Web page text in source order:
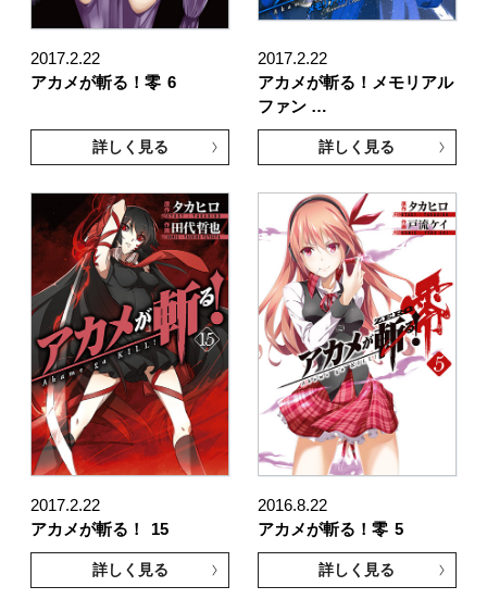
2017.2.22
アカメが斬る！零 6
詳しく見る
2017.2.22
アカメが斬る！メモリアル
ファン …
詳しく見る
2017.2.22
アカメが斬る！
15
詳しく見る
2016.8.22
アカメが斬る！零 5
詳しく見る